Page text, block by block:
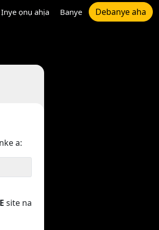
Ịnye ọnụ ahịa Banye Debanye aha
a:
site na